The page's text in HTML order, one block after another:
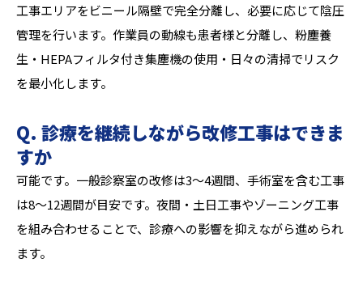
工事エリアをビニール隔壁で完全分離し、必要に応じて陰圧
管理を行います。作業員の動線も患者様と分離し、粉塵養
生・HEPAフィルタ付き集塵機の使用・日々の清掃でリスク
を最小化します。
Q. 診療を継続しながら改修工事はできま
すか
可能です。一般診察室の改修は3〜4週間、手術室を含む工事
は8〜12週間が目安です。夜間・土日工事やゾーニング工事
を組み合わせることで、診療への影響を抑えながら進められ
ます。